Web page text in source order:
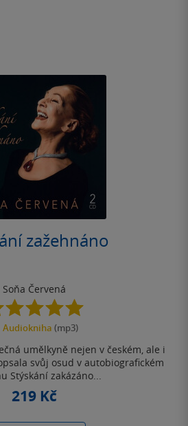
zažehnáno
Soňa Červená
5.0
z
5
Audiokniha (mp3)
umělkyně nejen v českém, ale i
svůj osud v autobiografickém
Stýskání zakázáno...
219 Kč